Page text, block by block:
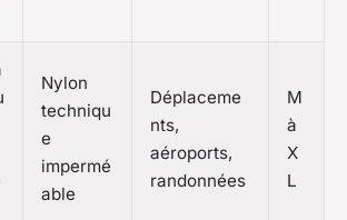
Nylon
techniqu
e
impermé
able
Déplaceme
nts,
aéroports,
randonnées
M
à
X
L